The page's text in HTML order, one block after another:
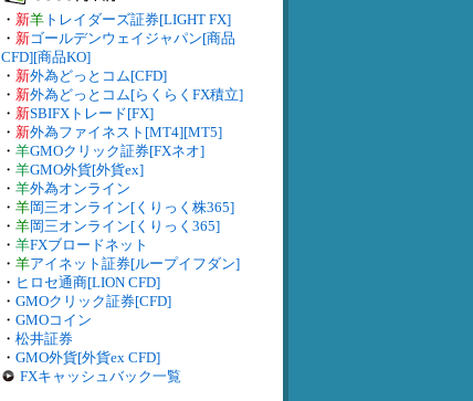
・ 新羊 トレイダーズ証券[LIGHT FX]
・ 新ゴールデンウェイジャパン[商品
CFD][商品KO]
・ 新外為どっとコム[CFD]
・ 新外為どっとコム[らくらくFX積立]
・ 新SBIFXトレード[FX]
・ 新外為ファイネスト[MT4][MT5]
・ 羊GMOクリック証券[FXネオ]
・ 羊GMO外貨[外貨ex]
・ 羊外為オンライン
・ 羊岡三オンライン[くりっく株365]
・ 羊岡三オンライン[くりっく365]
・ 羊FXブロードネット
・ 羊アイネット証券[ループイフダン]
・ ヒロセ通商[LION CFD]
・ GMOクリック証券[CFD]
・ GMOコイン
・ 松井証券
・ GMO外貨[外貨ex CFD]
FXキャッシュバック一覧